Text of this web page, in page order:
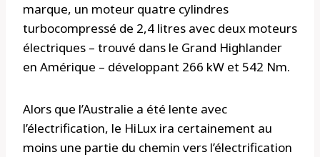
marque, un moteur quatre cylindres
turbocompressé de 2,4 litres avec deux moteurs
électriques – trouvé dans le Grand Highlander
en Amérique – développant 266 kW et 542 Nm.
Alors que l’Australie a été lente avec
l’électrification, le HiLux ira certainement au
moins une partie du chemin vers l’électrification